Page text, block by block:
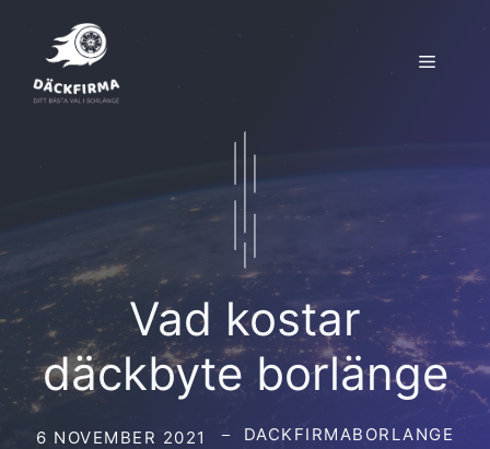
innehåll
Meny
Vad kostar
däckbyte borlänge
6 NOVEMBER 2021 DACKFIRMABORLANGE